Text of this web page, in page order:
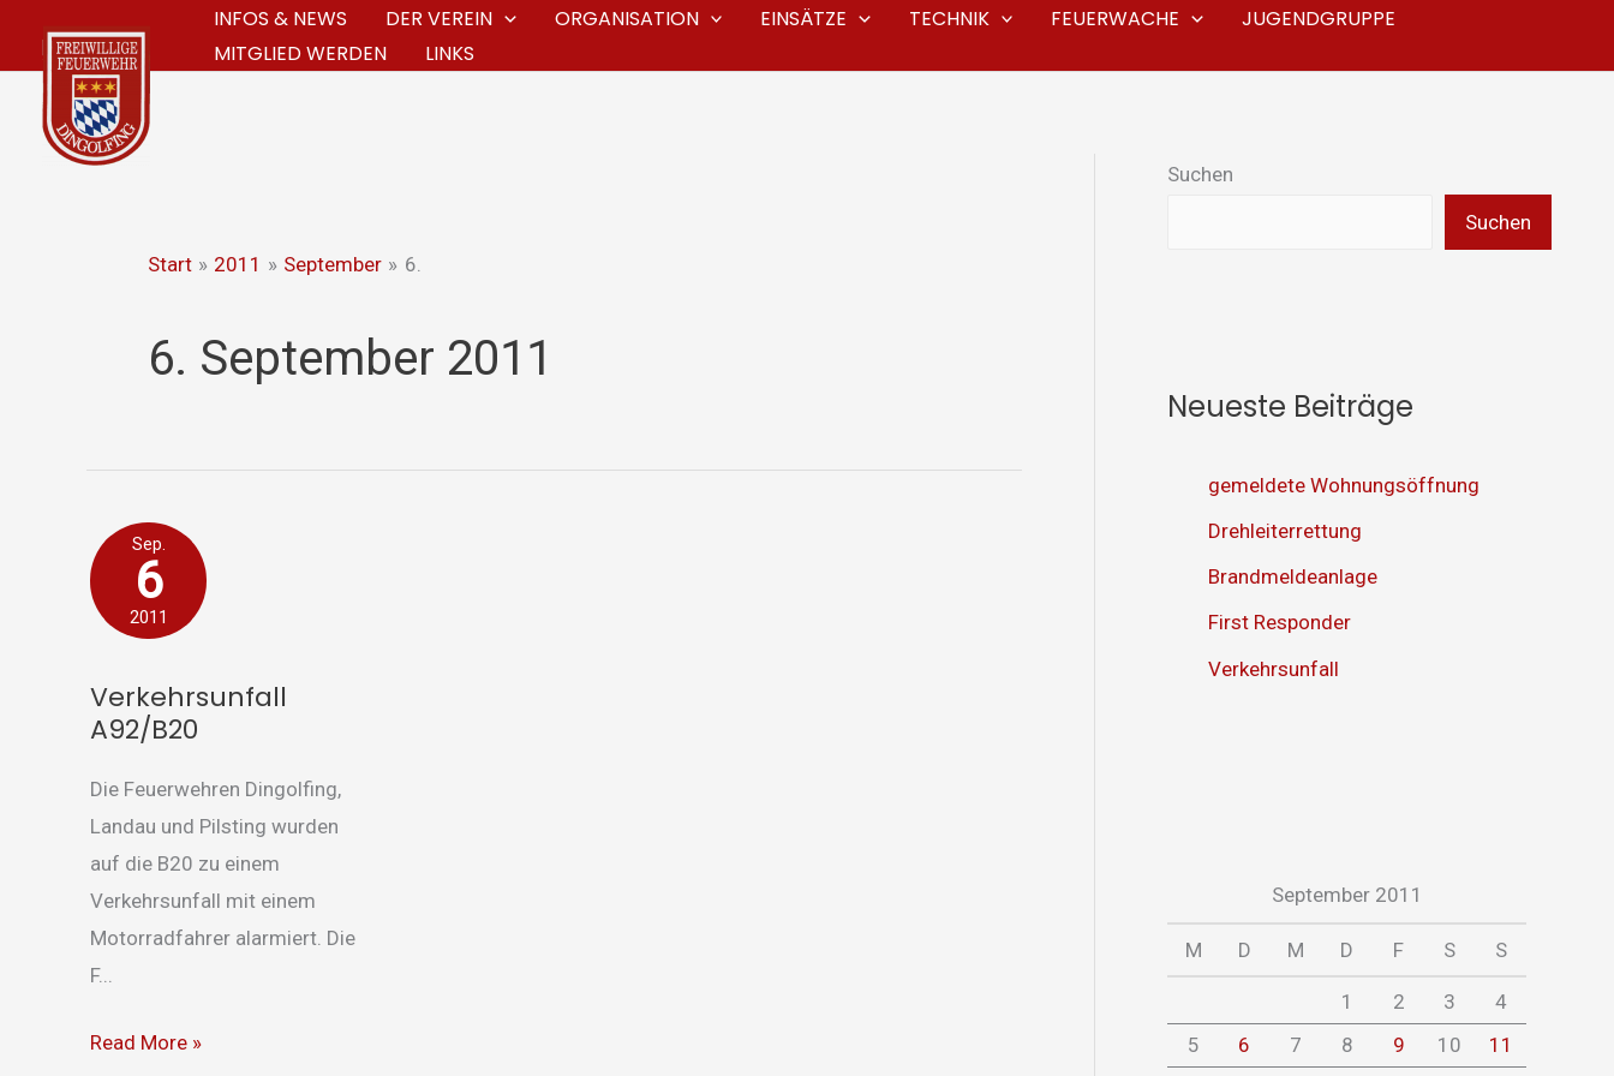
Inhalt
springen
INFOS & NEWS DER VEREIN ORGANISATION EINSÄTZE TECHNIK FEUERWACHE
JUGENDGRUPPE
MITGLIED WERDEN
LINKS
Start 2011 September 6.
6. September 2011
Sep.
6
2011
Verkehrsunfall
A92/B20
Die Feuerwehren Dingolfing,
Landau und Pilsting wurden
auf die B20 zu einem
Verkehrsunfall mit einem
Motorradfahrer alarmiert. Die
F...
Verkehrsunfall
A92/B20
Read More »
Suchen
Suchen
Neueste Beiträge
gemeldete Wohnungsöffnung
Drehleiterrettung
Brandmeldeanlage
First Responder
Verkehrsunfall
September 2011
M D M D F S S
1 2 3
4
5
6 7 8 9 10
11